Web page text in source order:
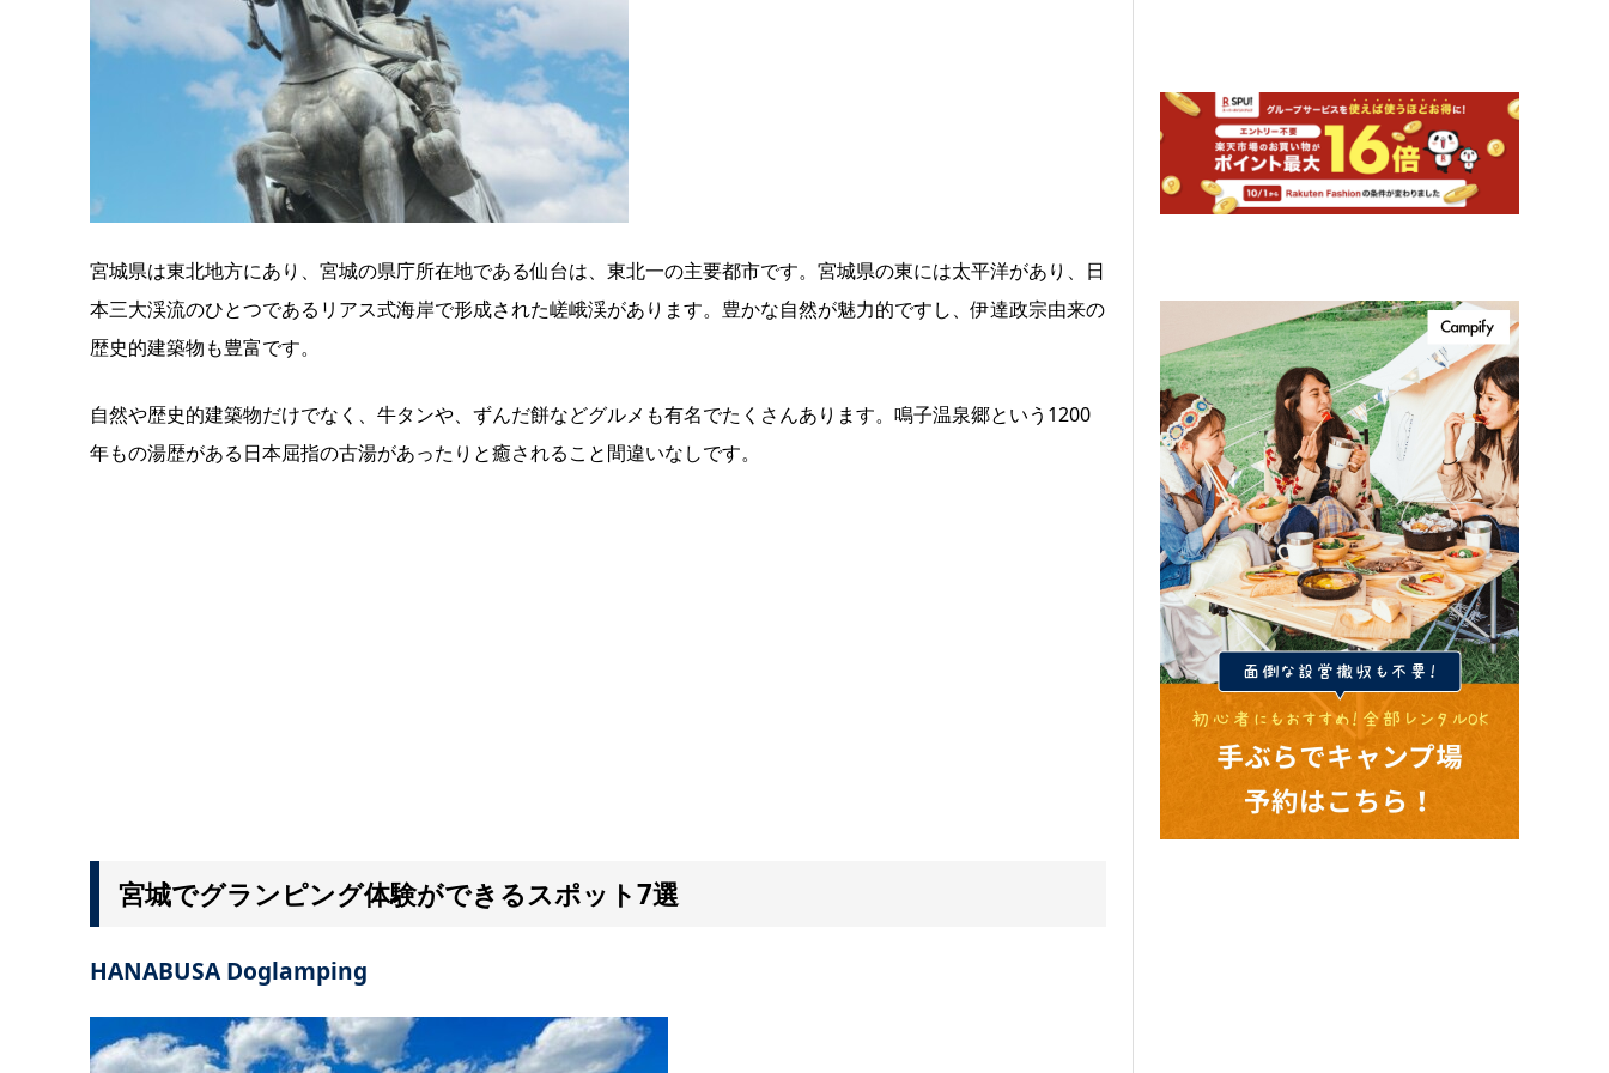
宮城県は東北地方にあり、宮城の県庁所在地である仙台は、東北一の主要都市です。宮城県の東には太平洋があり、日
本三大渓流のひとつであるリアス式海岸で形成された嵯峨渓があります。豊かな自然が魅力的ですし、伊達政宗由来の
歴史的建築物も豊富です。
自然や歴史的建築物だけでなく、牛タンや、ずんだ餅などグルメも有名でたくさんあります。鳴子温泉郷という1200
年もの湯歴がある日本屈指の古湯があったりと癒されること間違いなしです。
宮城でグランピング体験ができるスポット7選
HANABUSA Doglamping